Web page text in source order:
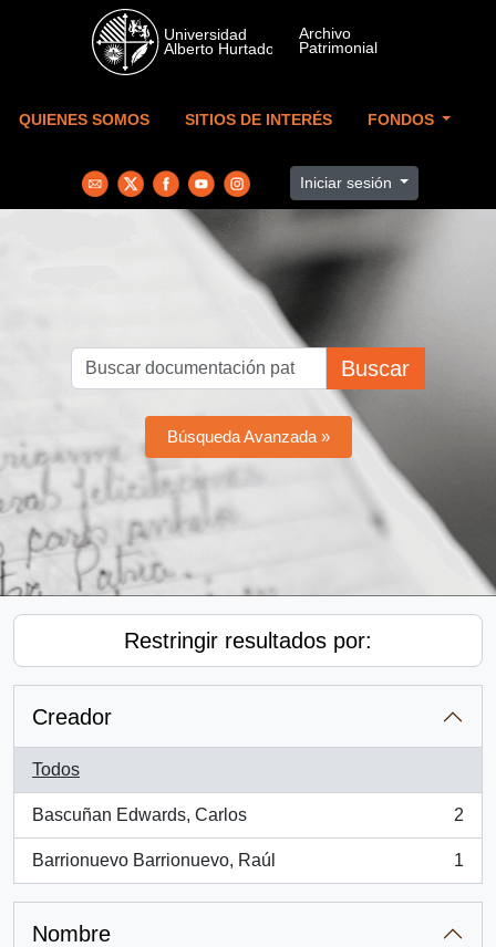
Skip to main content
QUIENES SOMOS SITIOS DE INTERÉS FONDOS
Iniciar sesión
Buscar
Búsqueda Avanzada »
Restringir resultados por:
Creador
Todos
Bascuñan Edwards, Carlos
, 2 resultados
2
Barrionuevo Barrionuevo, Raúl
, 1 resultados
1
Nombre